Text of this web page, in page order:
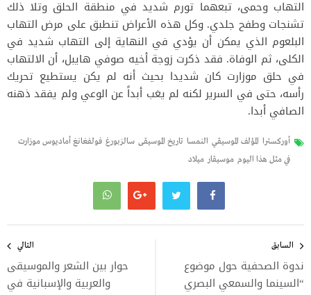
التهاب وحمى، تبعهما تورم شديد في منطقة الحلق وتلا ذلك
تشنجات وطفح جلدي. وكل هذه الأعراض تنطبق على مرض التهاب
البلعوم الذي يمكن أن يؤدي في النهاية إلى التهاب شديد في
الكلى، ثم الوفاة. فقد ذكرت زوجة أخيه صوفي هايبل، أن الالتهاب
في حلق موزارت كان شديدا بحيث أنه لم يكن يستطيع تحريك
رأسه، حتى في السرير لكنه لم يغب أبداً عن الوعي ولم يفقد ذهنه
الصافي أبدا.
أوركسترا المؤلف الموسيقي النمسا تاريخ الموسيقى سالزبورغ فولفغانغ أماديوس موزارت
في مثل هذا اليوم موسيقار ميلاد
المقالات
السابق
ندوة الصحفية حول موضوع
“السينما والسمعي البصري
التالي
حوار بين الشعر والموسيقى
والعربية والإسبانية في